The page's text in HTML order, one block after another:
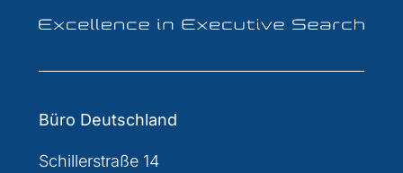
Büro Deutschland
Schillerstraße 14